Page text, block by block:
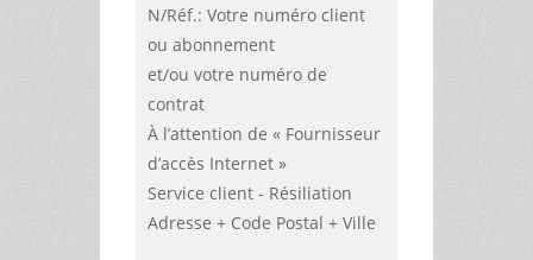
N/Réf.: Votre numéro client
ou abonnement
et/ou votre numéro de
contrat
À l’attention de « Fournisseur
d’accès Internet »
Service client - Résiliation
Adresse + Code Postal + Ville